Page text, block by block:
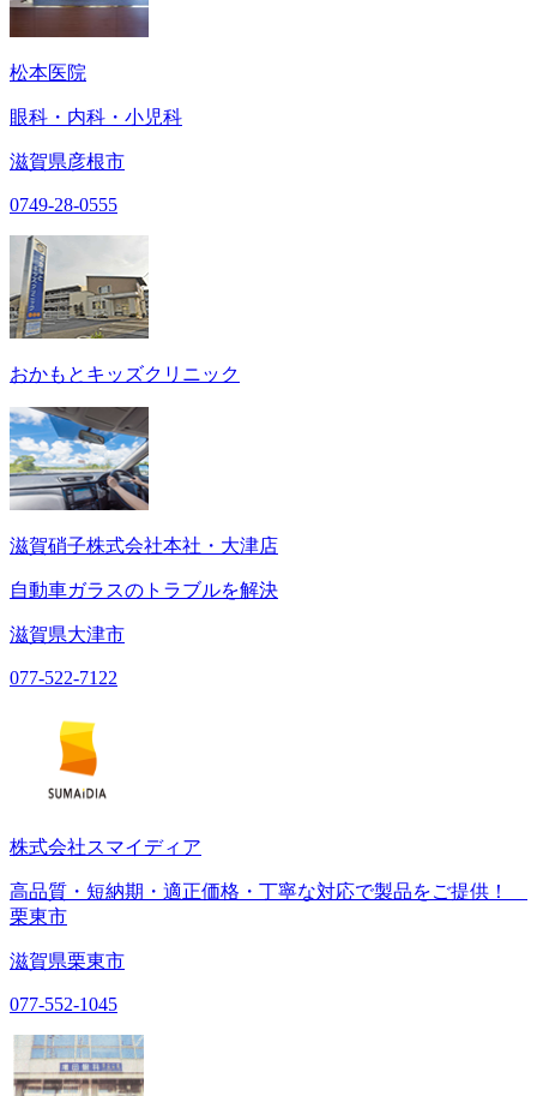
松本医院
眼科・内科・小児科
滋賀県彦根市
0749-28-0555
おかもとキッズクリニック
滋賀硝子株式会社本社・大津店
自動車ガラスのトラブルを解決
滋賀県大津市
077-522-7122
株式会社スマイディア
高品質・短納期・適正価格・丁寧な対応で製品をご提供！
栗東市
滋賀県栗東市
077-552-1045